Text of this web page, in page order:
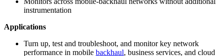
instrumentation
Applications
Turn up, test and troubleshoot, and monitor key network
performance in mobile backhaul, business services, and cloud